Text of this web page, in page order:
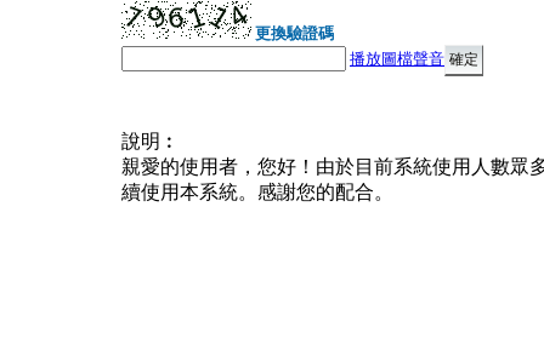
更換驗證碼
播放圖檔聲音
說明︰
親愛的使用者，您好！由於目前系統使用人數眾
續使用本系統。感謝您的配合。